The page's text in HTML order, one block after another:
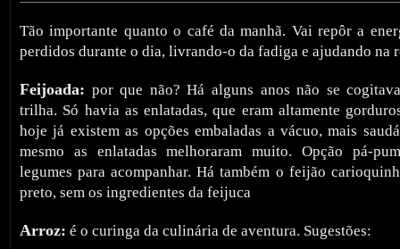
Tão importante quanto o café da manhã. Vai repôr a
perdidos durante o dia, livrando-o da fadiga e ajudando na
Feijoada: por que não? Há alguns anos não se
trilha. Só havia as enlatadas, que eram altamente
hoje já existem as opções embaladas a vácuo, mais
mesmo as enlatadas melhoraram muito. Opção pá-
legumes para acompanhar. Há também o feijão
preto, sem os ingredientes da feijuca
Arroz: é o curinga da culinária de aventura. Sugestões: